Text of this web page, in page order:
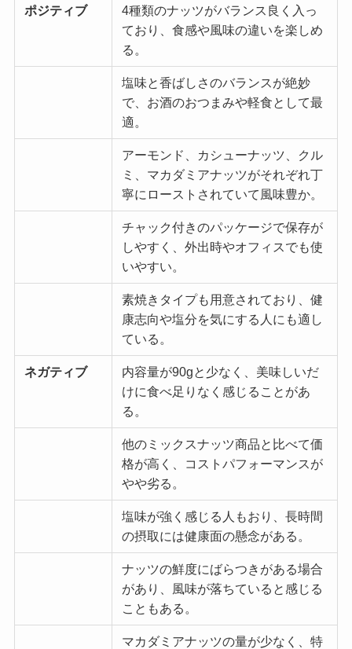
ポジティブ
4種類のナッツがバランス良く入っ
ており、食感や風味の違いを楽しめ
る。
塩味と香ばしさのバランスが絶妙
で、お酒のおつまみや軽食として最
適。
アーモンド、カシューナッツ、クル
ミ、マカダミアナッツがそれぞれ丁
寧にローストされていて風味豊か。
チャック付きのパッケージで保存が
しやすく、外出時やオフィスでも使
いやすい。
素焼きタイプも用意されており、健
康志向や塩分を気にする人にも適し
ている。
ネガティブ
内容量が90gと少なく、美味しいだ
けに食べ足りなく感じることがあ
る。
他のミックスナッツ商品と比べて価
格が高く、コストパフォーマンスが
やや劣る。
塩味が強く感じる人もおり、長時間
の摂取には健康面の懸念がある。
ナッツの鮮度にばらつきがある場合
があり、風味が落ちていると感じる
こともある。
マカダミアナッツの量が少なく、特